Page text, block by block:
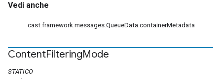
Vedi anche
cast.framework.messages.QueueData.containerMetadata
ContentFilteringMode
STATICO